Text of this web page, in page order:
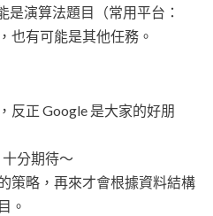
是演算法題目（常用平台：
也有可能是其他任務。
反正 Google 是大家的好朋
分期待～
策略，再來才會根據資料結構
。